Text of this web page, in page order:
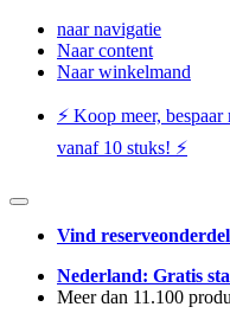
naar navigatie
Naar content
Naar winkelmand
⚡️ Koop meer,
vanaf 10 stuks! ⚡️
Vind
Nederland: Gratis
Meer dan 11.100